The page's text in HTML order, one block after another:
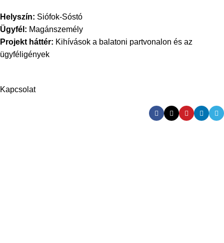
Helyszín: Siófok-Sóstó
Ügyfél: Magánszemély
Projekt háttér: Kihívások a balatoni partvonalon és az
ügyféligények
Kapcsolat